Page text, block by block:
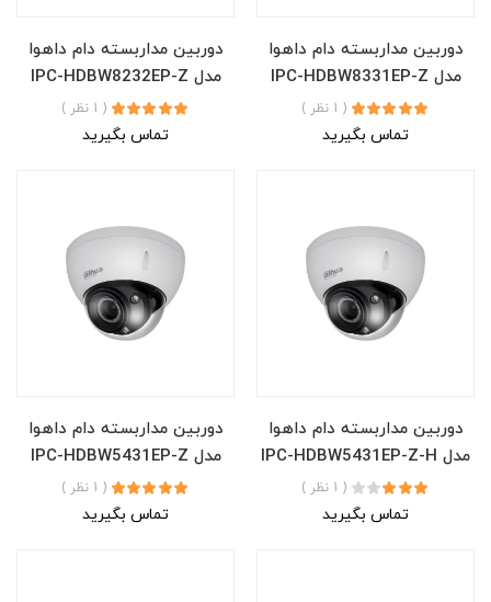
دوربین مداربسته دام داهوا
مدل IPC-HDBW8331EP-Z
( 1 نظر )
تماس بگیرید
دوربین مداربسته دام داهوا
مدل IPC-HDBW8232EP-Z
( 1 نظر )
تماس بگیرید
دوربین مداربسته دام داهوا
مدل IPC-HDBW5431EP-Z-H
( 1 نظر )
تماس بگیرید
دوربین مداربسته دام داهوا
مدل IPC-HDBW5431EP-Z
( 1 نظر )
تماس بگیرید